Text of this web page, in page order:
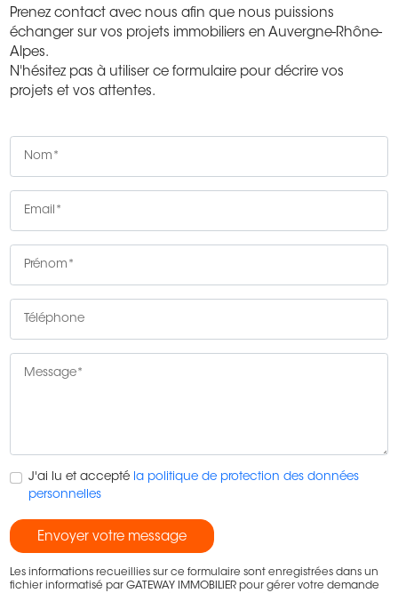
Prenez contact avec nous afin que nous puissions
échanger sur vos projets immobiliers en Auvergne-Rhône-
Alpes.
N'hésitez pas à utiliser ce formulaire pour décrire vos
projets et vos attentes.
J'ai lu et accepté la politique de protection des données
personnelles
Envoyer votre message
Les informations recueillies sur ce formulaire sont enregistrées dans un
fichier informatisé par GATEWAY IMMOBILIER pour gérer votre demande